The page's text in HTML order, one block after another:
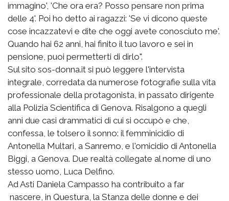
immagino', 'Che ora era? Posso pensare non prima
delle 4'. Poi ho detto ai ragazzi: 'Se vi dicono queste
cose incazzatevi e dite che oggi avete conosciuto me'.
Quando hai 62 anni, hai finito il tuo lavoro e sei in
pensione, puoi permetterti di dirlo".
Sul sito sos-donna.it si può leggere l'intervista
integrale, corredata da numerose fotografie sulla vita
professionale della protagonista, in passato dirigente
alla Polizia Scientifica di Genova. Risalgono a quegli
anni due casi drammatici di cui si occupò e che,
confessa, le tolsero il sonno: il femminicidio di
Antonella Multari, a Sanremo, e l'omicidio di Antonella
Biggi, a Genova. Due realtà collegate al nome di uno
stesso uomo, Luca Delfino.
Ad Asti Daniela Campasso ha contribuito a far
nascere, in Questura, la Stanza delle donne e dei